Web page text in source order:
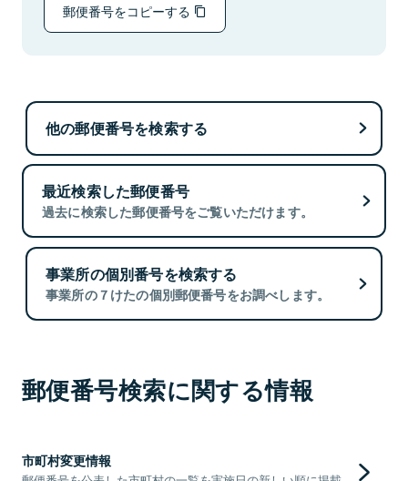
郵便番号をコピーする
他の郵便番号を検索する
最近検索した郵便番号
過去に検索した郵便番号をご覧いただけます。
事業所の個別番号を検索する
事業所の７けたの個別郵便番号をお調べします。
郵便番号検索に関する情報
市町村変更情報